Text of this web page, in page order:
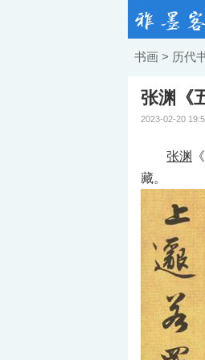
书画 > 历代
张渊《
2023-02-20
张渊
藏。